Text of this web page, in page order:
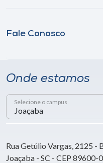
Fale Conosco
Onde estamos
Selecione o campus
Rua Getúlio Vargas, 2125 -
Joaçaba - SC - CEP 89600-